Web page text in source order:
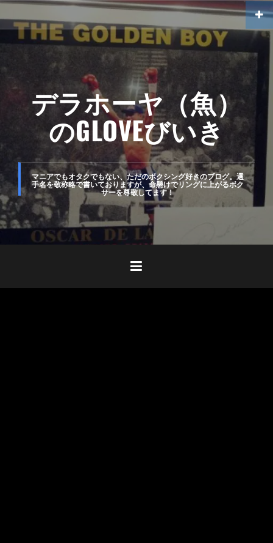
ン
ン
キ
プ
デラホーヤ（魚）
のGLOVEびいき
マニアでもオタクでもない、ただのボクシング好きのブログ。選
手名を敬称略で書いておりますが、命懸けでリングに上がるボク
サーを尊敬してます！